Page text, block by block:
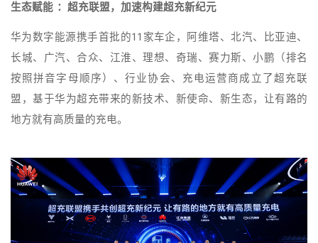
生态赋能 ：超充联盟，加速构建超充新纪元
华为数字能源携手首批的11家车企，阿维塔、北汽、比亚迪、
长城、广汽、合众、江淮、理想、奇瑞、赛力斯、小鹏（排名
按照拼音字母顺序）、行业协会、充电运营商成立了超充联
盟，基于华为超充带来的新技术、新使命、新生态，让有路的
地方就有高质量的充电。